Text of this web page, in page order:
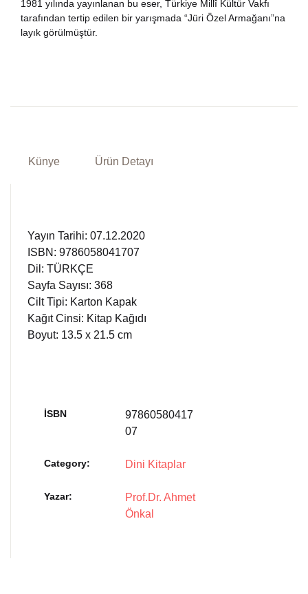
1981 yılında yayınlanan bu eser, Türkiye Millî Kültür Vakfı
tarafından tertip edilen bir yarışmada “Jüri Özel Armağanı”na
layık görülmüştür.
Künye Ürün Detayı
Yayın Tarihi: 07.12.2020
ISBN: 9786058041707
Dil: TÜRKÇE
Sayfa Sayısı: 368
Cilt Tipi: Karton Kapak
Kağıt Cinsi: Kitap Kağıdı
Boyut: 13.5 x 21.5 cm
İSBN
97860580417
07
Category: Dini Kitaplar
Yazar
Prof.Dr. Ahmet
Önkal